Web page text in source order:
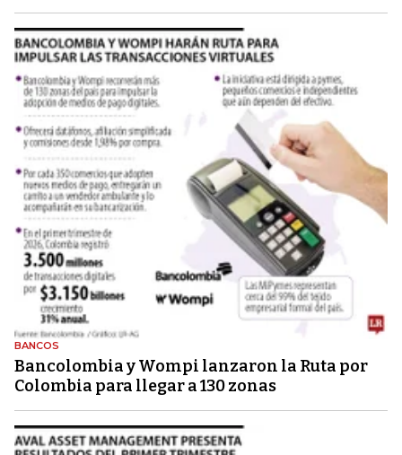
BANCOS
Bancolombia y Wompi lanzaron la Ruta por
Colombia para llegar a 130 zonas